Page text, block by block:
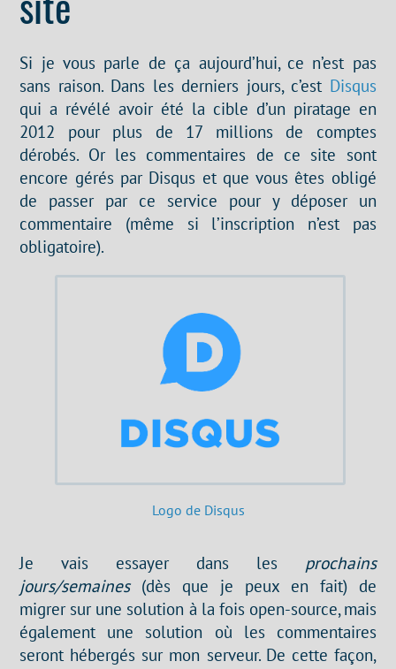
Si je vous parle de ça aujourd’hui, ce n’est pas
sans raison. Dans les derniers jours, c’est Disqus
qui a révélé avoir été la cible d’un piratage en
2012 pour plus de 17 millions de comptes
dérobés. Or les commentaires de ce site sont
encore gérés par Disqus et que vous êtes obligé
de passer par ce service pour y déposer un
commentaire (même si l’inscription n’est pas
obligatoire).
Logo de Disqus
Je vais essayer dans les prochains
jours/semaines(dès que je peux en fait) de
migrer sur une solution à la fois open-source, mais
également une solution où les commentaires
seront hébergés sur mon serveur. De cette façon,